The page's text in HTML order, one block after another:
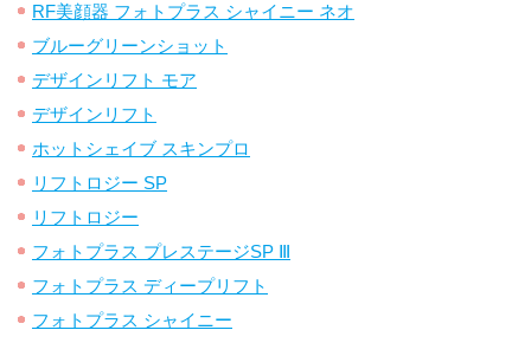
RF美顔器 フォトプラス シャイニー ネオ
ブルーグリーンショット
デザインリフト モア
デザインリフト
ホットシェイブ スキンプロ
リフトロジー SP
リフトロジー
フォトプラス プレステージSP Ⅲ
フォトプラス ディープリフト
フォトプラス シャイニー